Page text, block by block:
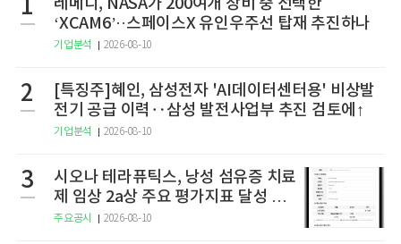
1
레메디, NASA가 200여개 장비 중 선택한
‘XCAM6’··스페이스X 유인우주선 탑재 추진하나
기업분석 2026-08-10
2
[특징주]혜인, 삼성전자 'AI데이터센터용' 비상발
전기 공급 이력‥삼성 발전사업부 추진 검토에↑
기업분석 2026-08-10
3
시오나 테라퓨틱스, 낭성 섬유증 치료
제 임상 2a상 주요 평가지표 달성 실
패
주요공시 2026-08-10